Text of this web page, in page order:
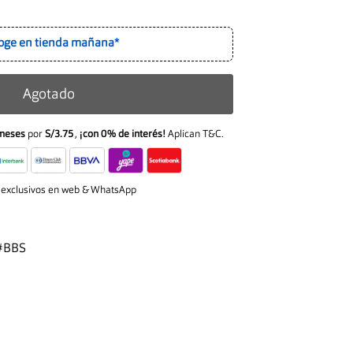
en tienda mañana*
Agotado
porS/3.75 , ¡con 0% de interés! Aplican T&C.
en web & WhatsApp